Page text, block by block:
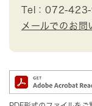
Tel：072-
メールでのお問